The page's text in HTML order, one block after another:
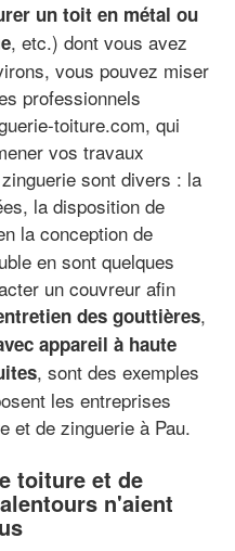
un toit en métal ou
, etc.) dont vous avez
vous pouvez miser
professionnels
toiture.com, qui
vos travaux
sont divers : la
la disposition de
la conception de
en sont quelques
un couvreur afin
des gouttières,
appareil à haute
, sont des exemples
les entreprises
et de zinguerie à Pau.
toiture et de
n'aient